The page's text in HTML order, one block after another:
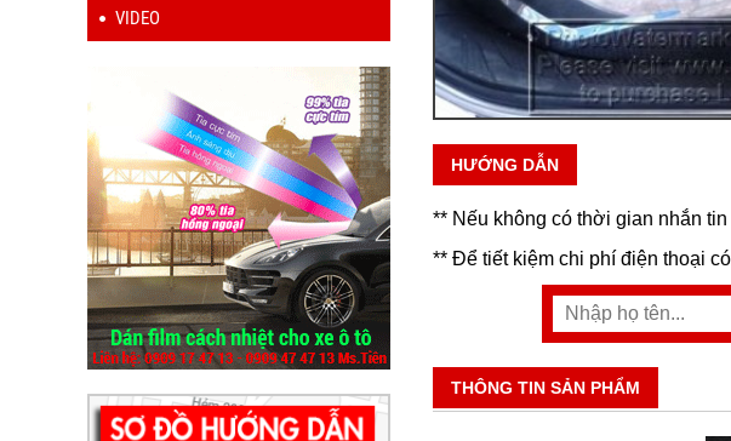
VIDEO
HƯỚNG DẪN
** Nếu không có thời gian nhắn
** Để tiết kiệm chi phí điện thoại
THÔNG TIN SẢN PHẨM